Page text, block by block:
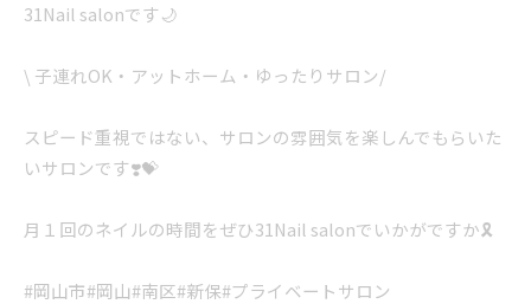
31Nail salonです🌙
\ 子連れOK・アットホーム・ゆったりサロン/
スピード重視ではない、サロンの雰囲気を楽しんでもらいた
いサロンです❣️💝
月１回のネイルの時間をぜひ31Nail salonでいかがですか🎗️
#岡山市#岡山#南区#新保#プライベートサロン